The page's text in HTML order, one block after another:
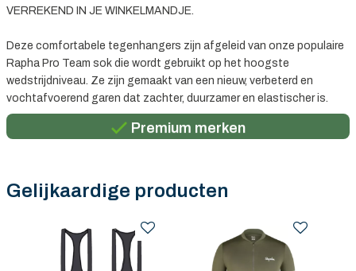
VERREKEND IN JE WINKELMANDJE.
Deze comfortabele tegenhangers zijn afgeleid van onze populaire
Rapha Pro Team sok die wordt gebruikt op het hoogste
wedstrijdniveau. Ze zijn gemaakt van een nieuw, verbeterd en
vochtafvoerend garen dat zachter, duurzamer en elastischer is.
Persoonlijk advies
Gratis verzending in België vanaf €100
Premium merken
Gelijkaardige producten